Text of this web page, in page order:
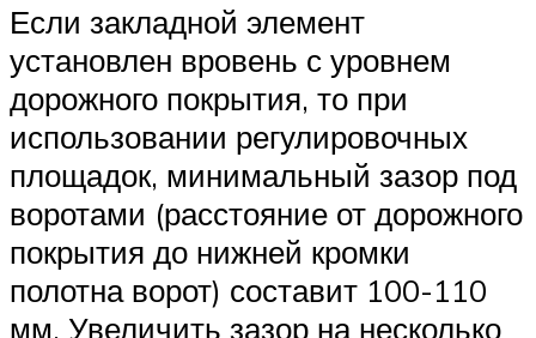
Если закладной элемент
установлен вровень с уровнем
дорожного покрытия, то при
использовании регулировочных
площадок, минимальный зазор под
воротами (расстояние от дорожного
покрытия до нижней кромки
полотна ворот) составит 100-110
мм. Увеличить зазор на несколько